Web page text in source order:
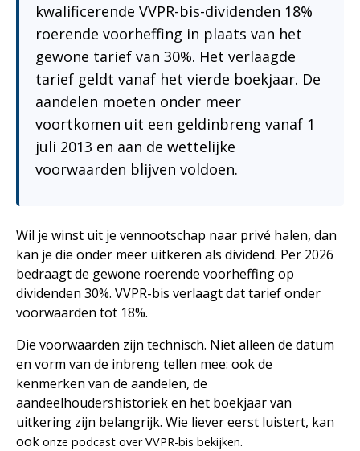
kwalificerende VVPR-bis-dividenden 18%
roerende voorheffing in plaats van het
gewone tarief van 30%. Het verlaagde
tarief geldt vanaf het vierde boekjaar. De
aandelen moeten onder meer
voortkomen uit een geldinbreng vanaf 1
juli 2013 en aan de wettelijke
voorwaarden blijven voldoen.
Wil je winst uit je vennootschap naar privé halen, dan
kan je die onder meer uitkeren als dividend. Per 2026
bedraagt de gewone roerende voorheffing op
dividenden 30%. VVPR-bis verlaagt dat tarief onder
voorwaarden tot 18%.
Die voorwaarden zijn technisch. Niet alleen de datum
en vorm van de inbreng tellen mee: ook de
kenmerken van de aandelen, de
aandeelhoudershistoriek en het boekjaar van
uitkering zijn belangrijk. Wie liever eerst luistert, kan
ook onze podcast over VVPR-bis bekijken.